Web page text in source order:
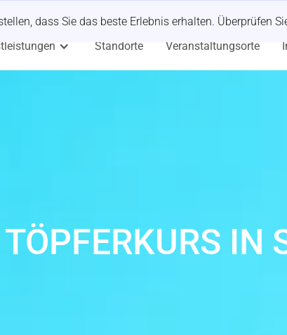
dass Sie das beste Erlebnis erhalten. Überprüfen
Standorte Veranstaltungsorte
TÖPFERKURS IN